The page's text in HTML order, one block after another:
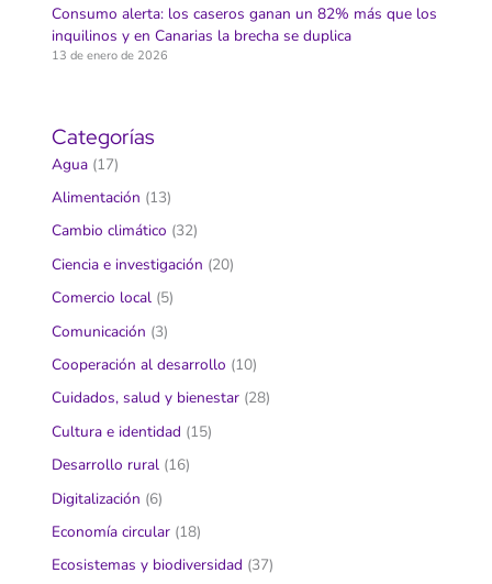
Consumo alerta: los caseros ganan un 82% más que los
inquilinos y en Canarias la brecha se duplica
13 de enero de 2026
Categorías
Agua (17)
Alimentación (13)
Cambio climático (32)
Ciencia e investigación (20)
Comercio local (5)
Comunicación (3)
Cooperación al desarrollo (10)
Cuidados, salud y bienestar (28)
Cultura e identidad (15)
Desarrollo rural (16)
Digitalización (6)
Economía circular (18)
Ecosistemas y biodiversidad (37)